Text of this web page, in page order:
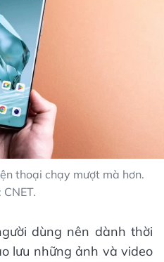
thoại chạy mượt mà hơn.
dùng nên dành thời
lưu những ảnh và video